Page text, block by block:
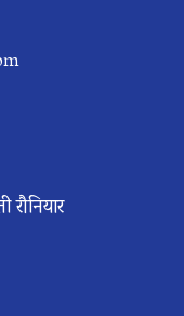
रौनियार